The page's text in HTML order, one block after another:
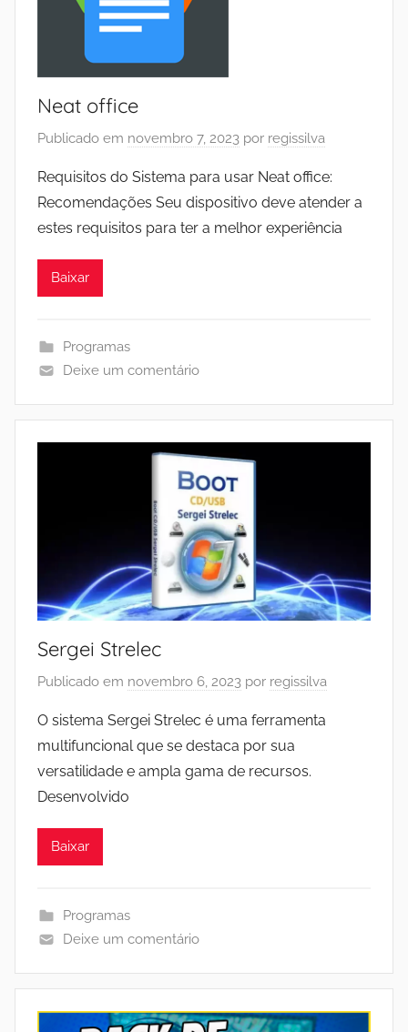
Neat office
Publicado em novembro 7, 2023 por regissilva
Requisitos do Sistema para usar Neat office:
Recomendações Seu dispositivo deve atender a
estes requisitos para ter a melhor experiência
Baixar
Programas
Deixe um comentário
Sergei Strelec
Publicado em novembro 6, 2023 por regissilva
O sistema Sergei Strelec é uma ferramenta
multifuncional que se destaca por sua
versatilidade e ampla gama de recursos.
Desenvolvido
Baixar
Programas
Deixe um comentário